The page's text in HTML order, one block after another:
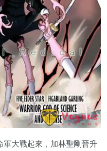
軍大戰起來，加林聖剛晉升